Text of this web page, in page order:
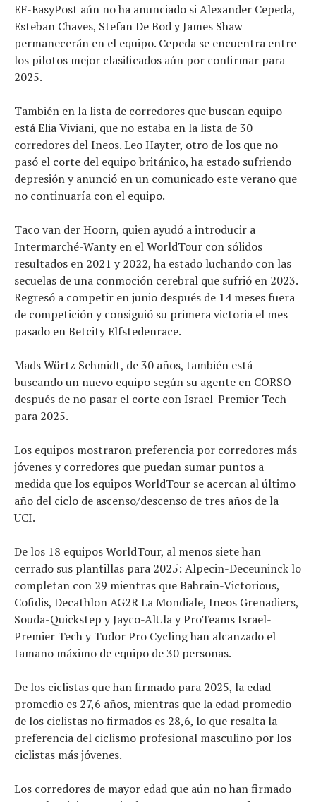
EF-EasyPost aún no ha anunciado si Alexander Cepeda,
Esteban Chaves, Stefan De Bod y James Shaw
permanecerán en el equipo. Cepeda se encuentra entre
los pilotos mejor clasificados aún por confirmar para
2025.
También en la lista de corredores que buscan equipo
está Elia Viviani, que no estaba en la lista de 30
corredores del Ineos. Leo Hayter, otro de los que no
pasó el corte del equipo británico, ha estado sufriendo
depresión y anunció en un comunicado este verano que
no continuaría con el equipo.
Taco van der Hoorn, quien ayudó a introducir a
Intermarché-Wanty en el WorldTour con sólidos
resultados en 2021 y 2022, ha estado luchando con las
secuelas de una conmoción cerebral que sufrió en 2023.
Regresó a competir en junio después de 14 meses fuera
de competición y consiguió su primera victoria el mes
pasado en Betcity Elfstedenrace.
Mads Würtz Schmidt, de 30 años, también está
buscando un nuevo equipo según su agente en CORSO
después de no pasar el corte con Israel-Premier Tech
para 2025.
Los equipos mostraron preferencia por corredores más
jóvenes y corredores que puedan sumar puntos a
medida que los equipos WorldTour se acercan al último
año del ciclo de ascenso/descenso de tres años de la
UCI.
De los 18 equipos WorldTour, al menos siete han
cerrado sus plantillas para 2025: Alpecin-Deceuninck lo
completan con 29 mientras que Bahrain-Victorious,
Cofidis, Decathlon AG2R La Mondiale, Ineos Grenadiers,
Souda-Quickstep y Jayco-AlUla y ProTeams Israel-
Premier Tech y Tudor Pro Cycling han alcanzado el
tamaño máximo de equipo de 30 personas.
De los ciclistas que han firmado para 2025, la edad
promedio es 27,6 años, mientras que la edad promedio
de los ciclistas no firmados es 28,6, lo que resalta la
preferencia del ciclismo profesional masculino por los
ciclistas más jóvenes.
Los corredores de mayor edad que aún no han firmado